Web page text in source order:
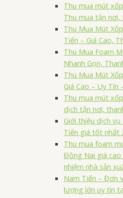
Thu mua mút
Thu mua tận nơi,
Thu Mua Mút
Tiến – Giá Cao,
Thu Mua Foam
Nhanh Gọn,
Thu Mua Mút
Giá Cao – Uy Tín
Thu mua mút
dịch tận nơi,
Giới thiệu dịch
Tiến giá tốt nhất
Thu mua foam
Đồng Nai giá
nhiệm nhà sản
Nam Tiến – Đơn
lượng lớn uy tín